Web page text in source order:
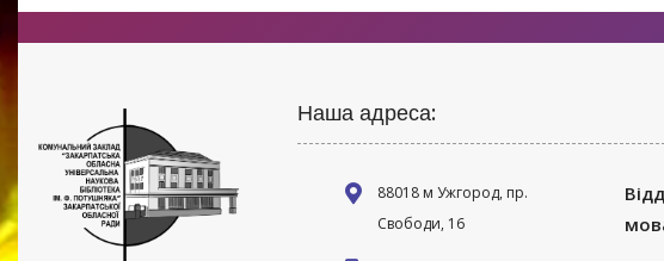
Наша адреса:
88018 м Ужгород, пр.
Свободи, 16